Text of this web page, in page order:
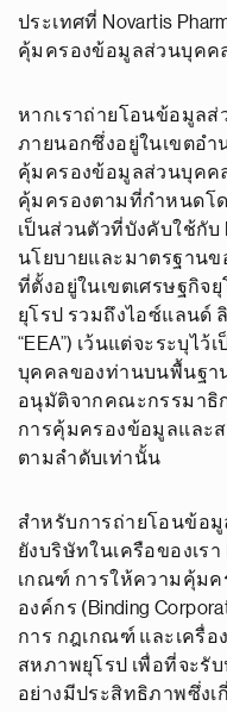
ประเทศที่ Novartis
คุ้มครองข้อมูลส่วนบุคค
หากเราถ่ายโอนข้อมูล
ภายนอกซึ่งอยู่ในเขตอำ
คุ้มครองข้อมูลส่วนบุคค
คุ้มครองตามที่กำหนดโ
เป็นส่วนตัวที่บังคับใช้กับ
นโยบายและมาตรฐานขอ
ที่ตั้งอยู่ในเขตเศรษฐกิจ
ยุโรป รวมถึงไอซ์แลนด์
“EEA”) เว้นแต่จะระบุไ
บุคคลของท่านบนพื้นฐา
อนุมัติจากคณะกรรมาธิ
การคุ้มครองข้อมูลและ
ตามลำดับเท่านั้น
สำหรับการถ่ายโอนข้อ
ยังบริษัทในเครือของเร
เกณฑ์ การให้ความคุ้ม
องค์กร (Binding
การ กฎเกณฑ์ และเครื่
สหภาพยุโรป เพื่อที่จะรั
อย่างมีประสิทธิภาพซึ่ง